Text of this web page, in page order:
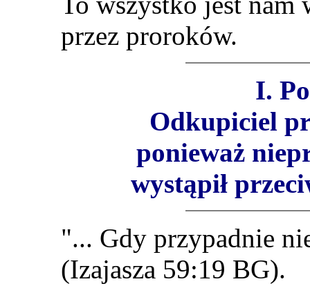
przez proroków.
I.
Odkupiciel
ponieważ
wystąpił
"... Gdy przypadnie
(Izajasza 59:19 BG).